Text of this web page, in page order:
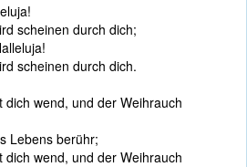
scheinen durch dich;
scheinen durch dich.
dich wend, und der Weihrauch
Lebens berühr;
dich wend, und der Weihrauch